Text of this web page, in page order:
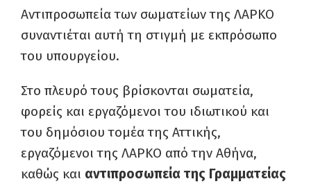
Αντιπροσωπεία των σωματείων της ΛΑΡΚΟ
συναντιέται αυτή τη στιγμή με εκπρόσωπο
του υπουργείου.
Στο πλευρό τους βρίσκονται σωματεία,
φορείς και εργαζόμενοι του ιδιωτικού και
του δημόσιου τομέα της Αττικής,
εργαζόμενοι της ΛΑΡΚΟ από την Αθήνα,
καθώς και αντιπροσωπεία της Γραμματείας